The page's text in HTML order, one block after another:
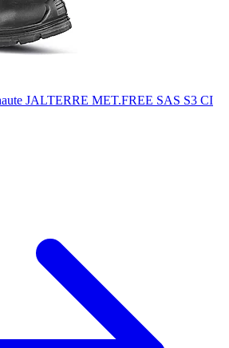
JALTERRE MET.FREE SAS S3 CI